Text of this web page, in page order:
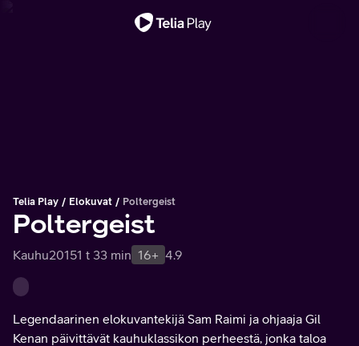
Telia Play Elokuvat Poltergeist
Poltergeist
Kauhu20151 t 33 min 16+ 4.9
Legendaarinen elokuvantekijä Sam Raimi ja ohjaaja Gil
Kenan päivittävät kauhuklassikon perheestä, jonka taloa